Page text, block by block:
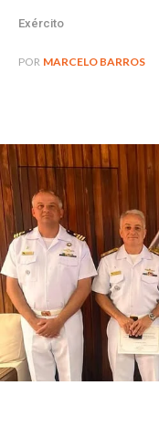
Exército
POR MARCELO BARROS